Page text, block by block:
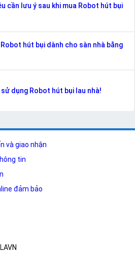
cần lưu ý sau khi mua Robot hút bụi
hút bụi dành cho sàn nhà bằng
sử dụng Robot hút bụi lau nhà!
và giao nhận
tin
đảm bảo